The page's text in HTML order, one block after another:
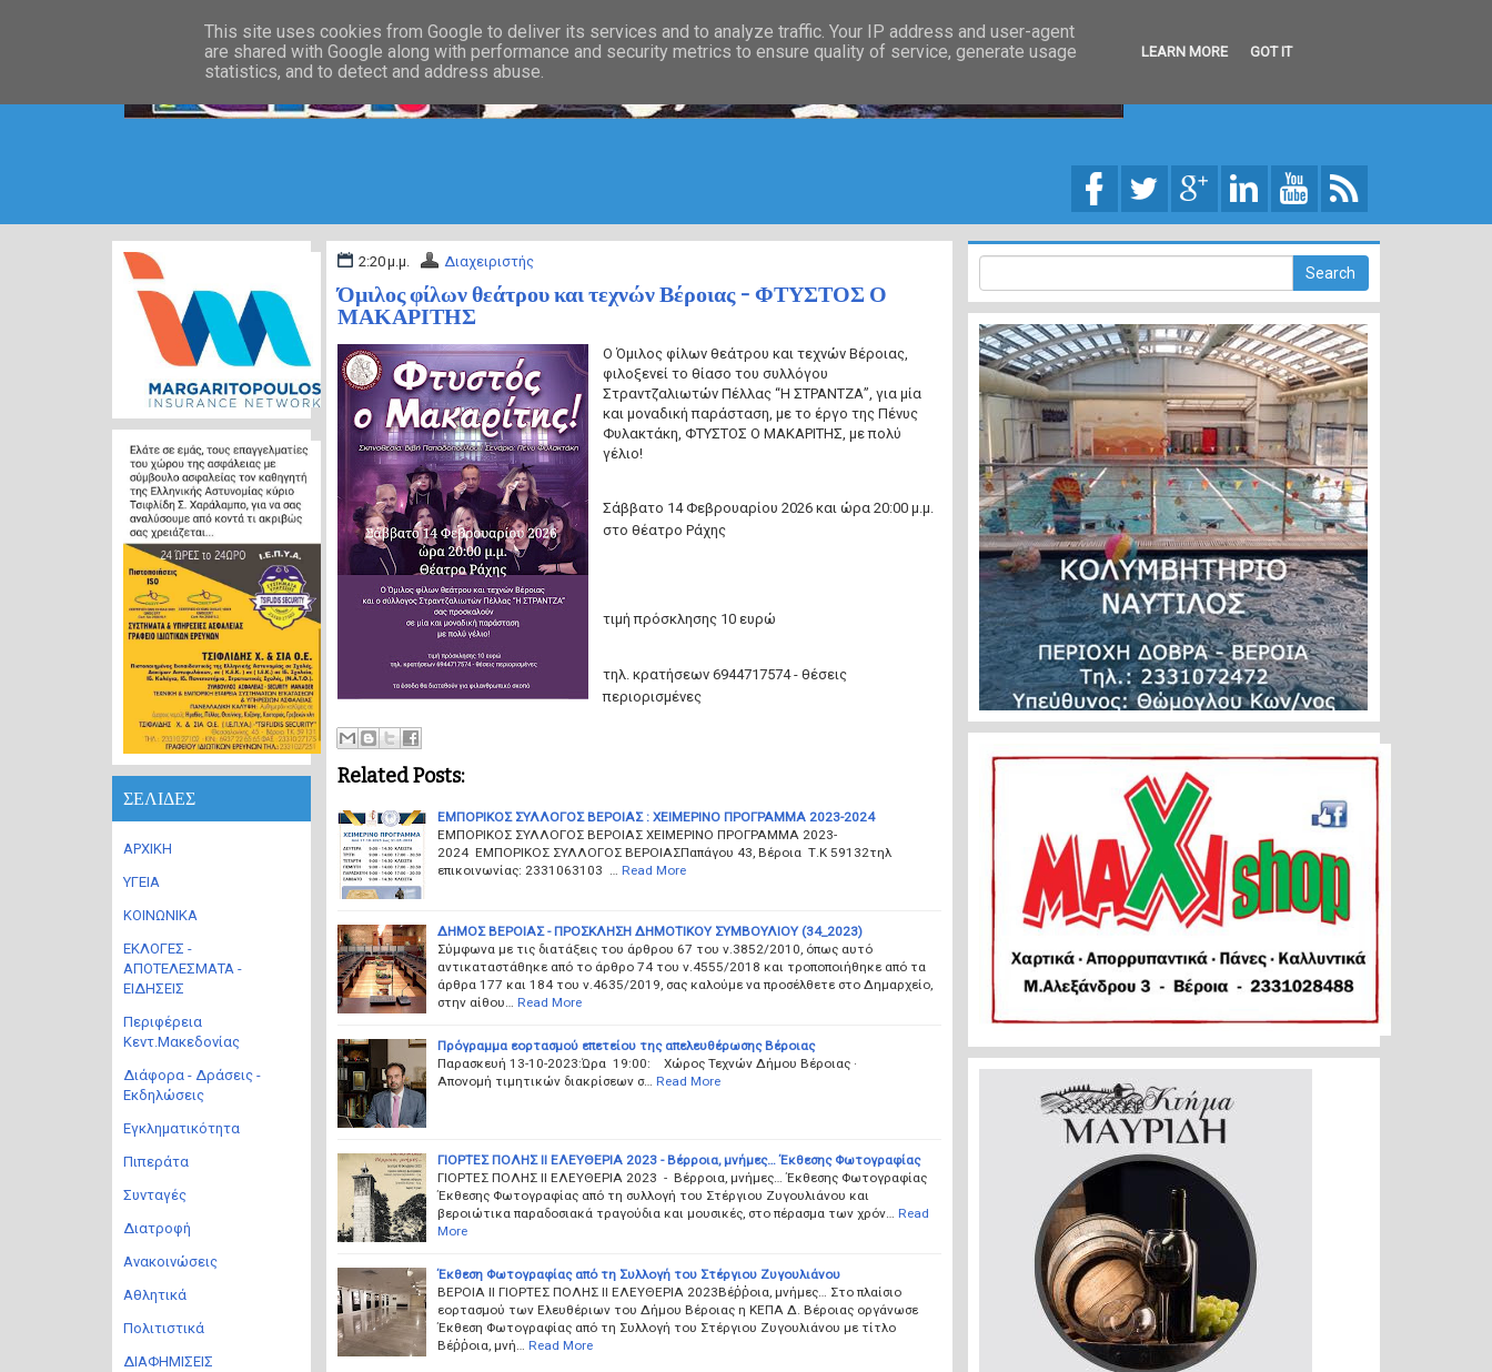
2:20 μ.μ. Διαχειριστής
Όμιλος φίλων θεάτρου και τεχνών Βέροιας - ΦΤΥΣΤΟΣ Ο
ΜΑΚΑΡΙΤΗΣ
Ο Όμιλος φίλων θεάτρου και τεχνών Βέροιας,
φιλοξενεί το θίασο του συλλόγου
Στραντζαλιωτών Πέλλας “Η ΣΤΡΑΝΤΖΑ”, για μία
και μοναδική παράσταση, με το έργο της Πένυς
Φυλακτάκη, ΦΤΥΣΤΟΣ Ο ΜΑΚΑΡΙΤΗΣ, με πολύ
γέλιο!
Σάββατο 14 Φεβρουαρίου 2026 και ώρα 20:00 μ.μ.
στο θέατρο Ράχης
τιμή πρόσκλησης 10 ευρώ
τηλ. κρατήσεων 6944717574 - θέσεις
περιορισμένες
Related Posts:
ΕΜΠΟΡΙΚΟΣ ΣΥΛΛΟΓΟΣ ΒΕΡΟΙΑΣ : ΧΕΙΜΕΡΙΝΟ ΠΡΟΓΡΑΜΜΑ 2023-2024
ΕΜΠΟΡΙΚΟΣ ΣΥΛΛΟΓΟΣ ΒΕΡΟΙΑΣ ΧΕΙΜΕΡΙΝΟ ΠΡΟΓΡΑΜΜΑ 2023-
2024 ΕΜΠΟΡΙΚΟΣ ΣΥΛΛΟΓΟΣ ΒΕΡΟΙΑΣΠαπάγου 43, Βέροια Τ.Κ 59132τηλ
επικοινωνίας: 2331063103 …
Read More
ΔΗΜΟΣ ΒΕΡΟΙΑΣ - ΠΡΟΣΚΛΗΣΗ ΔΗΜΟΤΙΚΟΥ ΣΥΜΒΟΥΛΙΟΥ (34_2023)
Σύμφωνα με τις διατάξεις του άρθρου 67 του ν.3852/2010, όπως αυτό
αντικαταστάθηκε από το άρθρο 74 του ν.4555/2018 και τροποποιήθηκε από τα
άρθρα 177 και 184 του ν.4635/2019, σας καλούμε να προσέλθετε στο Δημαρχείο,
στην αίθου…
Read More
Πρόγραμμα εορτασμού επετείου της απελευθέρωσης Βέροιας
Παρασκευή 13-10-2023:Ώρα 19:00: Χώρος Τεχνών Δήμου Βέροιας ·
Απονομή τιμητικών διακρίσεων σ…
Read More
ΓΙΟΡΤΕΣ ΠΟΛΗΣ ΙΙ ΕΛΕΥΘΕΡΙΑ 2023 - Βέρροια, μνήμες… Έκθεσης Φωτογραφίας
ΓΙΟΡΤΕΣ ΠΟΛΗΣ ΙΙ ΕΛΕΥΘΕΡΙΑ 2023 - Βέρροια, μνήμες… Έκθεσης Φωτογραφίας
Έκθεσης Φωτογραφίας από τη συλλογή του Στέργιου Ζυγουλιάνου και
βεροιώτικα παραδοσιακά τραγούδια και μουσικές, στο πέρασμα των χρόν…
Read
More
Έκθεση Φωτογραφίας από τη Συλλογή του Στέργιου Ζυγουλιάνου
ΒΕΡΟΙΑ ΙΙ ΓΙΟΡΤΕΣ ΠΟΛΗΣ ΙΙ ΕΛΕΥΘΕΡΙΑ 2023Βέῤῥοια, μνήμες… Στο πλαίσιο
εορτασμού των Ελευθέριων του Δήμου Βέροιας η ΚΕΠΑ Δ. Βέροιας οργάνωσε
Έκθεση Φωτογραφίας από τη Συλλογή του Στέργιου Ζυγουλιάνου με τίτλο
Βέῤῥοια, μνή…
Read More
ΣΕΛΙΔΕΣ
ΑΡΧΙΚΗ
ΥΓΕΙΑ
ΚΟΙΝΩΝΙΚΑ
ΕΚΛΟΓΕΣ -
ΑΠΟΤΕΛΕΣΜΑΤΑ -
ΕΙΔΗΣΕΙΣ
Περιφέρεια
Κεντ.Μακεδονίας
Διάφορα - Δράσεις -
Εκδηλώσεις
Εγκληματικότητα
Πιπεράτα
Συνταγές
Διατροφή
Ανακοινώσεις
Αθλητικά
Πολιτιστικά
ΔΙΑΦΗΜΙΣΕΙΣ
This site uses cookies from Google to deliver its services and to analyze traffic. Your IP address and user-agent
are shared with Google along with performance and security metrics to ensure quality of service, generate usage
statistics, and to detect and address abuse.
LEARN MORE GOT IT